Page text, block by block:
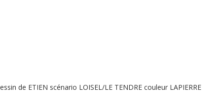
de ETIEN scénario LOISEL/LE TENDRE couleur LAPIERRE